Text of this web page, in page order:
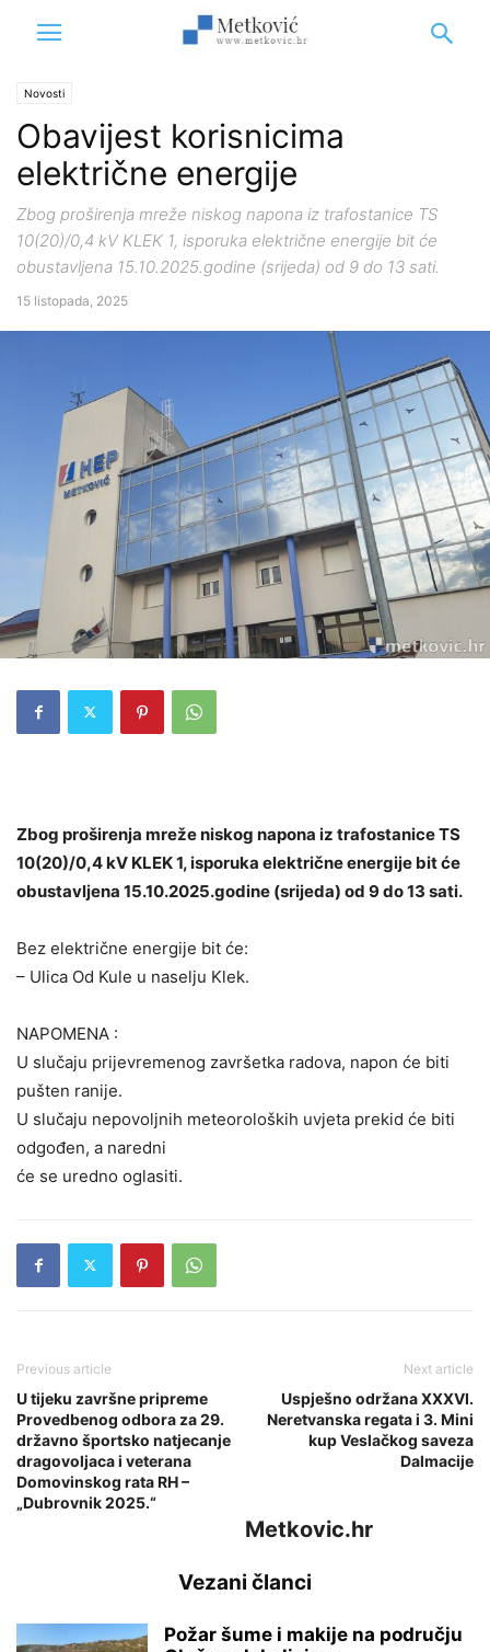
Novosti
Obavijest korisnicima
električne energije
Zbog proširenja mreže niskog napona iz trafostanice TS
10(20)/0,4 kV KLEK 1, isporuka električne energije bit će
obustavljena 15.10.2025.godine (srijeda) od 9 do 13 sati.
15 listopada, 2025
Zbog proširenja mreže niskog napona iz trafostanice TS
10(20)/0,4 kV KLEK 1, isporuka električne energije bit će
obustavljena 15.10.2025.godine (srijeda) od 9 do 13 sati.
Bez električne energije bit će:
– Ulica Od Kule u naselju Klek.
NAPOMENA :
U slučaju prijevremenog završetka radova, napon će biti
pušten ranije.
U slučaju nepovoljnih meteoroloških uvjeta prekid će biti
odgođen, a naredni
će se uredno oglasiti.
Previous article
U tijeku završne pripreme
Provedbenog odbora za 29.
državno športsko natjecanje
dragovoljaca i veterana
Domovinskog rata RH –
„Dubrovnik 2025.“
Next article
Uspješno održana XXXVI.
Neretvanska regata i 3. Mini
kup Veslačkog saveza
Dalmacije
Metkovic.hr
Vezani članci
Požar šume i makije na području